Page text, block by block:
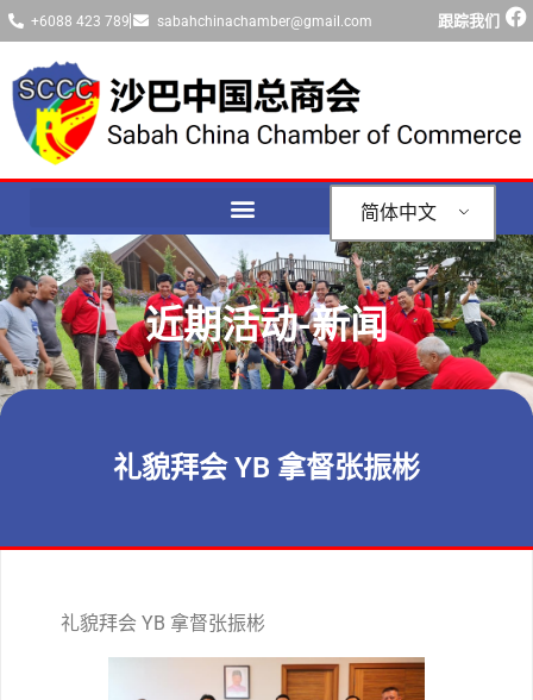
+6088 423 789 sabahchinachamber@gmail.com 跟踪我们
简体中文
近期活动-新闻
礼貌拜会 YB 拿督张振彬
礼貌拜会 YB 拿督张振彬